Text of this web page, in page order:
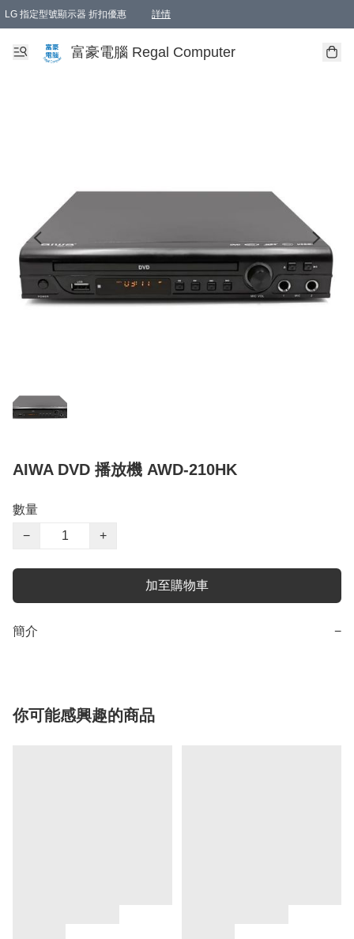
LG 指定型號顯示器 折扣優惠 詳情
富豪電腦 Regal Computer
AIWA DVD 播放機 AWD-210HK
數量
−
+
加至購物車
簡介 −
你可能感興趣的商品